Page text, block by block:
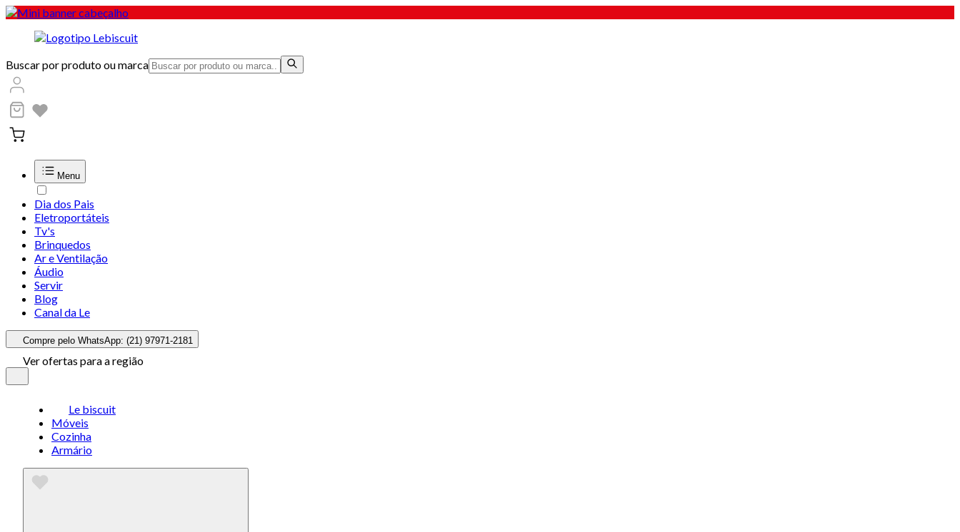
Buscar por produto ou marca
Menu
Dia dos Pais
Eletroportáteis
Tv's
Brinquedos
Ar e Ventilação
Áudio
Servir
Blog
Canal da Le
Compre pelo WhatsApp: (21) 97971-2181
Ver ofertas para a região
Le biscuit
Móveis
Cozinha
Armário